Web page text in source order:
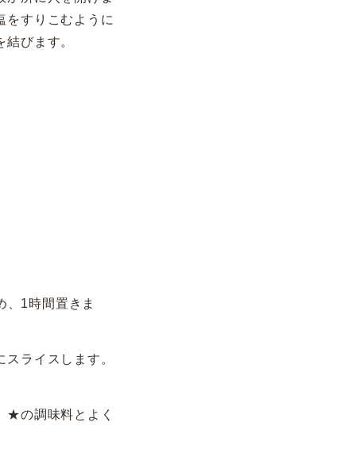
すりこむように
びます。
、1時間置きま
ライスします。
★の調味料とよく